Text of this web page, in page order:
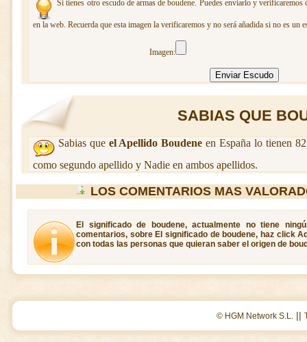
Si tienes otro escudo de armas de boudene. Puedes enviarlo y
en la web. Recuerda que esta imagen la verificaremos y no será añadida si no es un
Imagen:
SABIAS QUE
Sabias que el Apellido Boudene en España lo tienen
como segundo apellido y Nadie en ambos apellidos.
LOS COMENTARIOS MAS
El significado de boudene, actualmente no tiene
comentarios, sobre El significado de boudene, haz click
con todas las personas que quieran saber el origen de
© HGM Network S.L. ||